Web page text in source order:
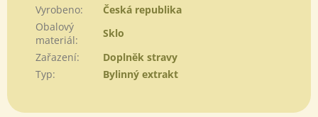
Vyrobeno:
Česká republika
Obalový
materiál:
Sklo
Zařazení:
Doplněk stravy
Typ: Bylinný extrakt